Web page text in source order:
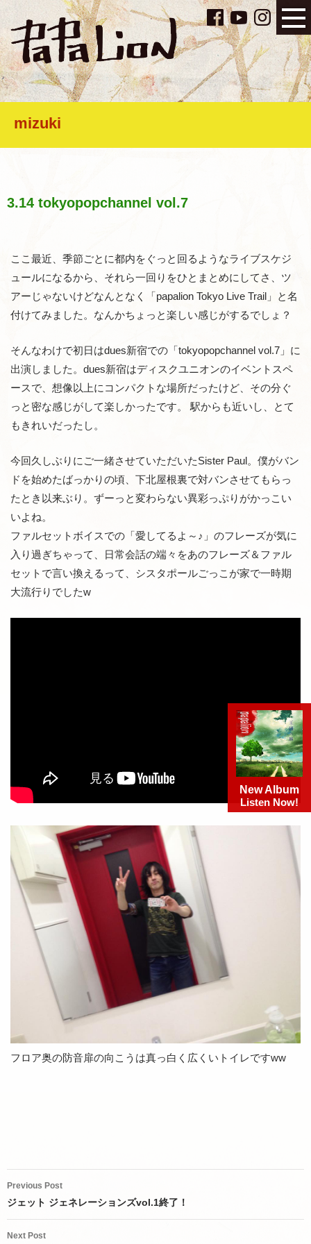
mizuki
3.14 tokyopopchannel vol.7
ここ最近、季節ごとに都内をぐっと回るようなライブスケジ
ュールになるから、それら一回りをひとまとめにしてさ、ツ
アーじゃないけどなんとなく「papalion Tokyo Live Trail」と名
付けてみました。なんかちょっと楽しい感じがするでしょ？
そんなわけで初日はdues新宿での「tokyopopchannel vol.7」に
出演しました。dues新宿はディスクユニオンのイベントスペ
ースで、想像以上にコンパクトな場所だったけど、その分ぐ
っと密な感じがして楽しかったです。 駅からも近いし、とて
もきれいだったし。
今回久しぶりにご一緒させていただいたSister Paul。僕がバン
ドを始めたばっかりの頃、下北屋根裏で対バンさせてもらっ
たとき以来ぶり。ずーっと変わらない異彩っぷりがかっこい
いよね。
ファルセットボイスでの「愛してるよ～♪」のフレーズが気に
入り過ぎちゃって、日常会話の端々をあのフレーズ＆ファル
セットで言い換えるって、シスタポールごっこが家で一時期
大流行りでしたw
フロア奥の防音扉の向こうは真っ白く広くいトイレですww
Post
navigation
Previous Post
ジェット ジェネレーションズvol.1終了！
Next Post
New Album
Listen Now!